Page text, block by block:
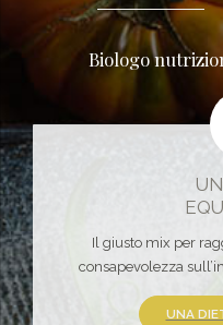
Biologo
Il giusto mix per
consapevolezza
UNA